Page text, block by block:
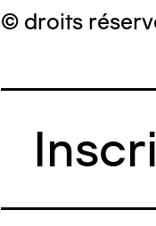
© droits